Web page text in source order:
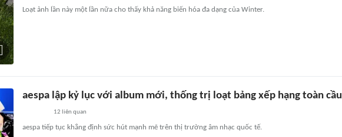
Loạt ảnh lần này một lần nữa cho thấy khả năng biến hóa đa dạng của Winter.
aespa lập kỷ lục với album mới, thống trị loạt bảng xếp hạng toàn cầu
12 liên quan
aespa tiếp tục khẳng định sức hút mạnh mẽ trên thị trường âm nhạc quốc tế.